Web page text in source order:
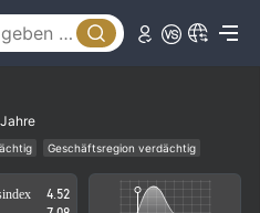
Geschäftsregion verdächtig
Risiko
4.52